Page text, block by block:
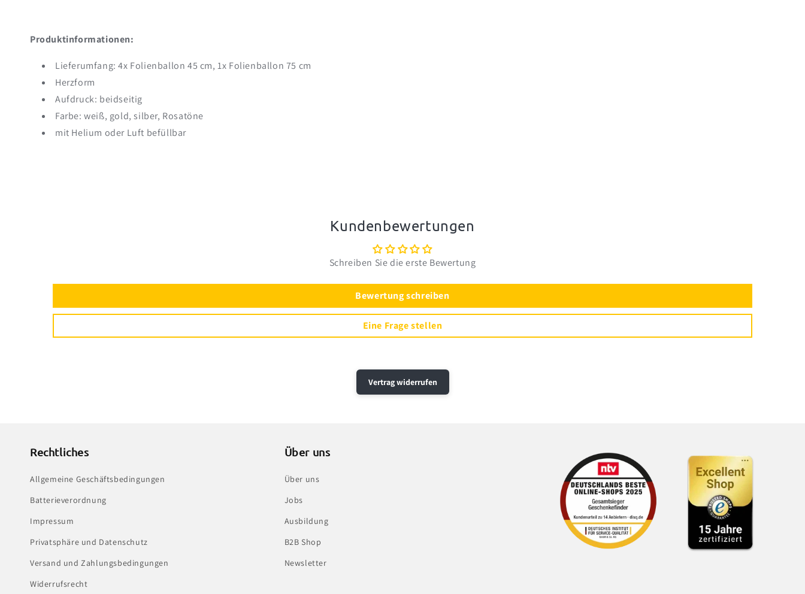
Produktinformationen:
Lieferumfang: 4x Folienballon 45 cm, 1x Folienballon 75 cm
Herzform
Aufdruck: beidseitig
Farbe: weiß, gold, silber, Rosatöne
mit Helium oder Luft befüllbar
Kundenbewertungen
Schreiben Sie die erste Bewertung
Bewertung schreiben
Eine Frage stellen
Vertrag widerrufen
Rechtliches
Allgemeine Geschäftsbedingungen
Batterieverordnung
Impressum
Privatsphäre und Datenschutz
Versand und Zahlungsbedingungen
Widerrufsrecht
Über uns
Über uns
Jobs
Ausbildung
B2B Shop
Newsletter